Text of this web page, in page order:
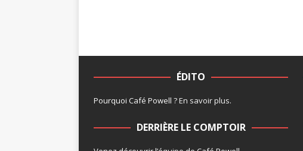
ÉDITO
Pourquoi Café Powell ?En savoir plus.
DERRIÈRE LE COMPTOIR